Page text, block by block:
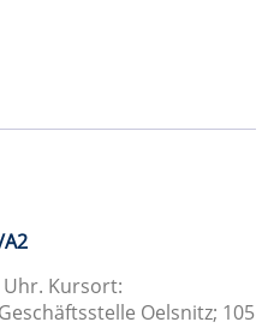
Uhr. Kursort:
Oelsnitz; 105